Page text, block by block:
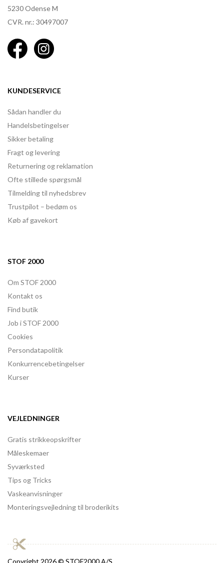
5230 Odense M
CVR. nr.: 30497007
KUNDESERVICE
Sådan handler du
Handelsbetingelser
Sikker betaling
Fragt og levering
Returnering og reklamation
Ofte stillede spørgsmål
Tilmelding til nyhedsbrev
Trustpilot – bedøm os
Køb af gavekort
STOF 2000
Om STOF 2000
Kontakt os
Find butik
Job i STOF 2000
Cookies
Persondatapolitik
Konkurrencebetingelser
Kurser
VEJLEDNINGER
Gratis strikkeopskrifter
Måleskemaer
Syværksted
Tips og Tricks
Vaskeanvisninger
Monteringsvejledning til broderikits
Copyright 2026 © STOF2000 A/S